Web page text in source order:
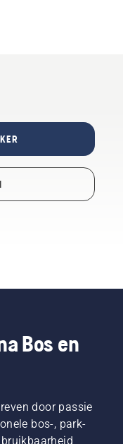
Bos en
door passie
bos-, park-